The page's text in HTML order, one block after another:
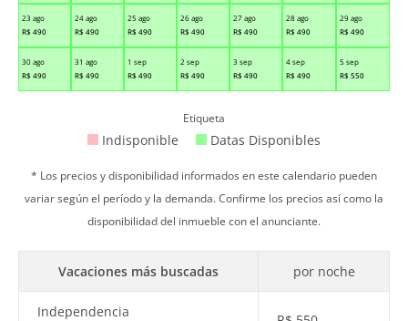
23 ago
R$ 490
24 ago
R$ 490
25 ago
R$ 490
26 ago
R$ 490
27 ago
R$ 490
28 ago
R$ 490
29 ago
R$ 490
30 ago
R$ 490
31 ago
R$ 490
1 sep
R$ 490
2 sep
R$ 490
3 sep
R$ 490
4 sep
R$ 490
5 sep
R$ 550
Etiqueta
Indisponible Datas Disponibles
* Los precios y disponibilidad informados en este calendario pueden
variar según el período y la demanda. Confirme los precios así como la
disponibilidad del inmueble con el anunciante.
Vacaciones más buscadas por noche
Independencia